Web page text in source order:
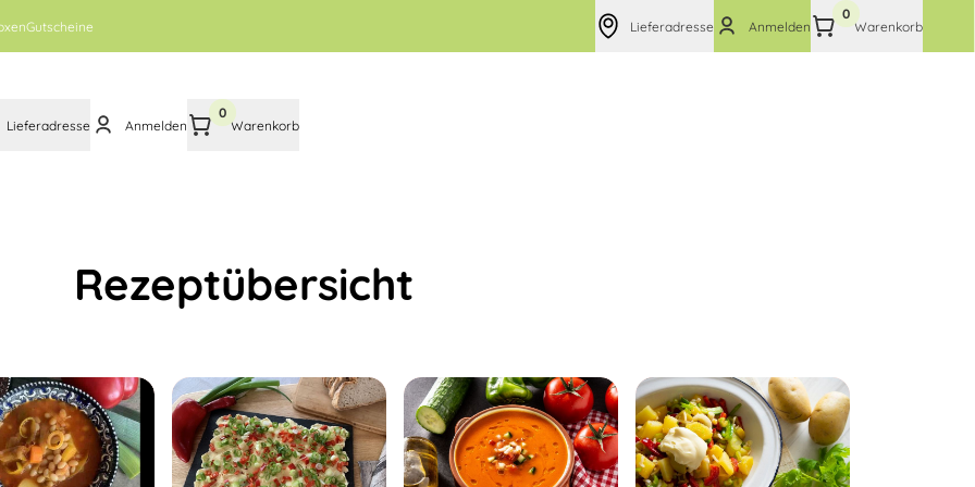
Gutscheine Lieferadresse Anmelden
0
Warenkorb
Lieferadresse Anmelden
0
Warenkorb
Rezeptübersicht